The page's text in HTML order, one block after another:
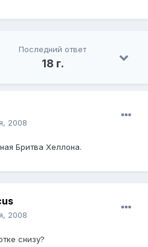
Последний ответ
18 г.
2008
Бритва Хеллона.
2008
снизу?